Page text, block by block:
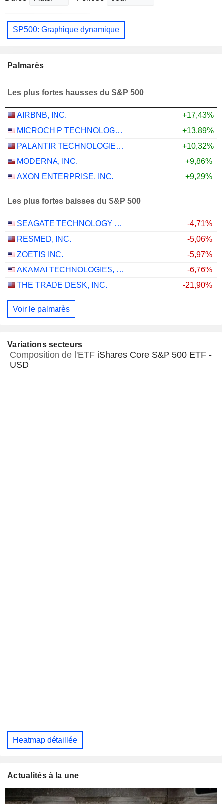
SP500: Graphique dynamique
Palmarès
Les plus fortes hausses du S&P 500
AIRBNB, INC.
+17,43%
MICROCHIP TECHNOLOGY INCORPORATED
+13,89%
PALANTIR TECHNOLOGIES INC.
+10,32%
MODERNA, INC.
+9,86%
AXON ENTERPRISE, INC.
+9,29%
Les plus fortes baisses du S&P 500
SEAGATE TECHNOLOGY HOLDINGS PLC
-4,71%
RESMED, INC.
-5,06%
ZOETIS INC.
-5,97%
AKAMAI TECHNOLOGIES, INC.
-6,76%
THE TRADE DESK, INC.
-21,90%
Voir le palmarès
Variations secteurs
Composition de l'ETF iShares Core S&P 500 ETF -
USD
Heatmap détaillée
Actualités à la une